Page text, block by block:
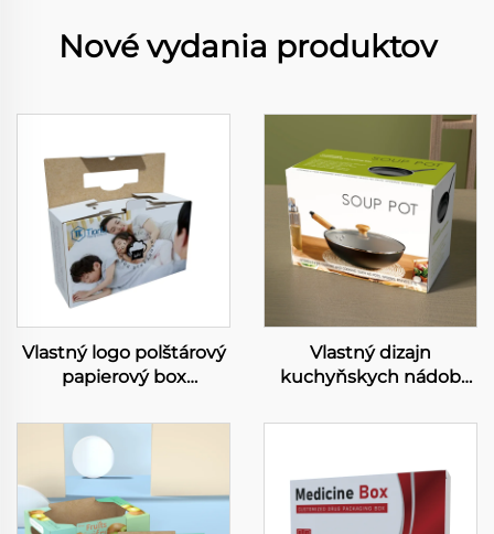
Nové vydania produktov
Vlastný logo polštárový
papierový box
plechový kartón
domáce produkty box
polštárový box s
držaním
Vlastný dizajn
kuchyňskych nádob
sada kuchyňského
krabice krabic na
balenie nádob s
rukadlami